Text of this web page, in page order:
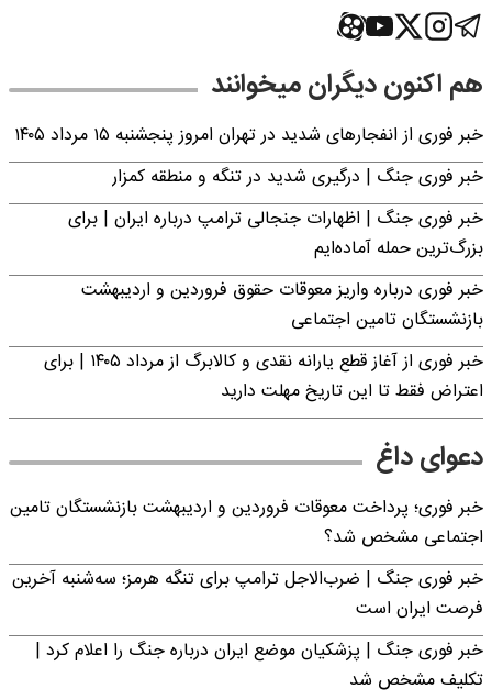
هم اکنون دیگران میخوانند
خبر فوری از انفجارهای شدید در تهران امروز پنجشنبه ۱۵ مرداد ۱۴۰۵
خبر فوری جنگ | درگیری شدید در تنگه و منطقه کمزار
خبر فوری جنگ | اظهارات جنجالی ترامپ درباره ایران | برای
بزرگ‌ترین حمله آماده‌ایم
خبر فوری درباره واریز معوقات حقوق فروردین و اردیبهشت
بازنشستگان تامین اجتماعی
خبر فوری از آغاز قطع یارانه نقدی و کالابرگ از مرداد ۱۴۰۵ | برای
اعتراض فقط تا این تاریخ مهلت دارید
دعوای داغ
خبر فوری؛ پرداخت معوقات فروردین و اردیبهشت بازنشستگان تامین
اجتماعی مشخص شد؟
خبر فوری جنگ | ضرب‌الاجل ترامپ برای تنگه هرمز؛ سه‌شنبه آخرین
فرصت ایران است
خبر فوری جنگ | پزشکیان موضع ایران درباره جنگ را اعلام کرد |
تکلیف مشخص شد